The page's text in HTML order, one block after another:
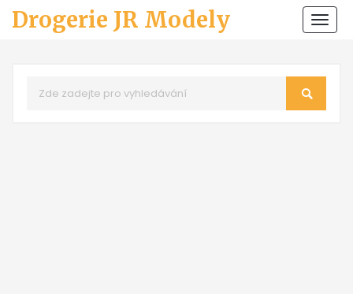
Drogerie JR Modely